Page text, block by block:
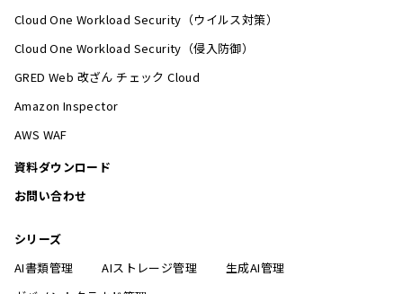
Cloud One Workload Security（ウイルス対策）
Cloud One Workload Security（侵入防御）
GRED Web 改ざん チェック Cloud
Amazon Inspector
AWS WAF
資料ダウンロード
お問い合わせ
シリーズ
AI書類管理
AIストレージ管理
生成AI管理